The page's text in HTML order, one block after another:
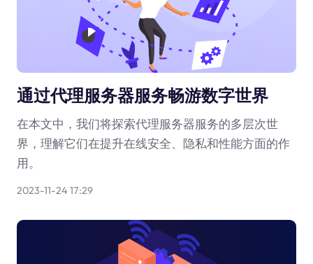
通过代理服务器服务畅游数字世界
在本文中，我们将探索代理服务器服务的多层次世
界，理解它们在提升在线安全、隐私和性能方面的作
用。
2023-11-24 17:29